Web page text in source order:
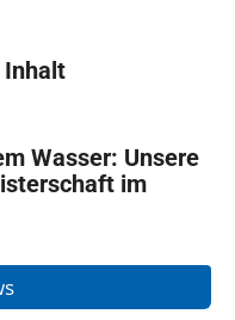
Inhalt
Wasser: Unsere
im